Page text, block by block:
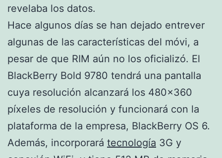
revelaba los datos.
Hace algunos días se han dejado entrever
algunas de las características del móvi, a
pesar de que RIM aún no los oficializó. El
BlackBerry Bold 9780 tendrá una pantalla
cuya resolución alcanzará los 480×360
píxeles de resolución y funcionará con la
plataforma de la empresa, BlackBerry OS 6.
Además, incorporará tecnología 3G y